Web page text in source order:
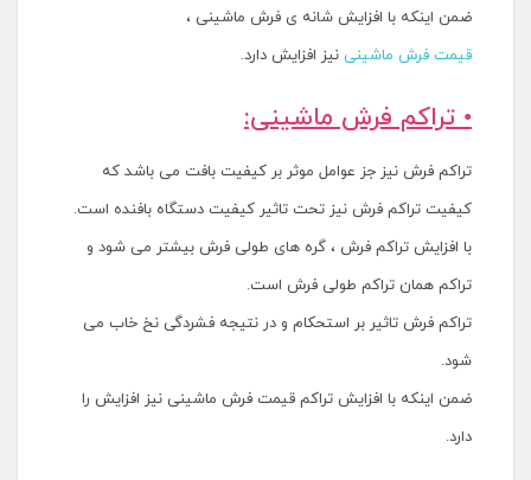
ضمن اینکه با افزایش شانه ی فرش ماشینی ،
قیمت فرش ماشینی نیز افزایش دارد.
• تراکم فرش ماشینی:
تراکم فرش نیز جز عوامل موثر بر کیفیت بافت می باشد که
کیفیت تراکم فرش نیز تحت تاثیر کیفیت دستگاه بافنده است.
با افزایش تراکم فرش ، گره های طولی فرش بیشتر می شود و
تراکم همان تراکم طولی فرش است.
تراکم فرش تاثیر بر استحکام و در نتیجه فشردگی نخ خاب می
شود.
ضمن اینکه با افزایش تراکم قیمت فرش ماشینی نیز افزایش را
دارد.